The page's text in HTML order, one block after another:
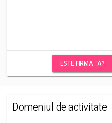
ESTE FIRMA TA?
Domeniul de activitate